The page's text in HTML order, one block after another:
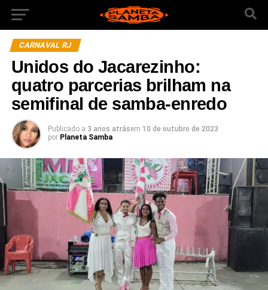
CARNAVAL RJ
Unidos do Jacarezinho:
quatro parcerias brilham na
semifinal de samba-enredo
Publicado a 3 anos atrásem 10 de outubro de 2023
por Planeta Samba